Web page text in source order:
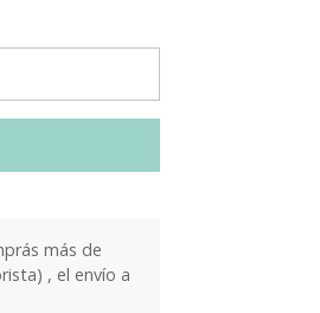
más de
, el envío a